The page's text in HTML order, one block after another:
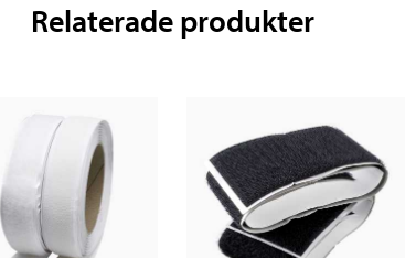
Relaterade produkter